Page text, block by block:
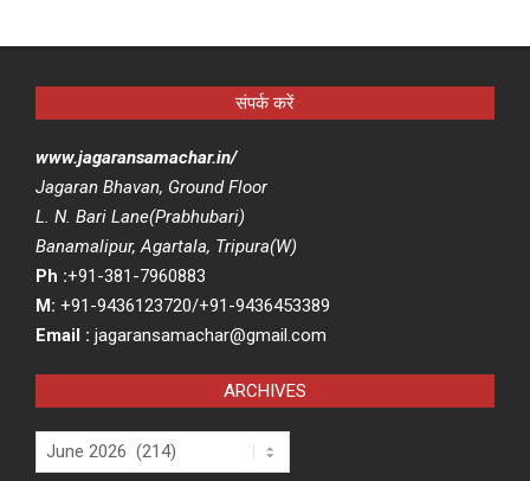
संपर्क करें
www.jagaransamachar.in/
Jagaran Bhavan, Ground Floor
L. N. Bari Lane(Prabhubari)
Banamalipur, Agartala, Tripura(W)
Ph :+91-381-7960883
M: +91-9436123720/+91-9436453389
Email : jagaransamachar@gmail.com
ARCHIVES
Archives